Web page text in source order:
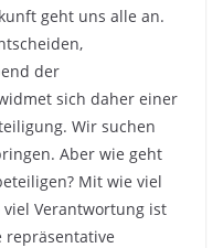
geht uns alle an.
der
sich daher einer
Wir suchen
Aber wie geht
Mit wie viel
Verantwortung ist
repräsentative